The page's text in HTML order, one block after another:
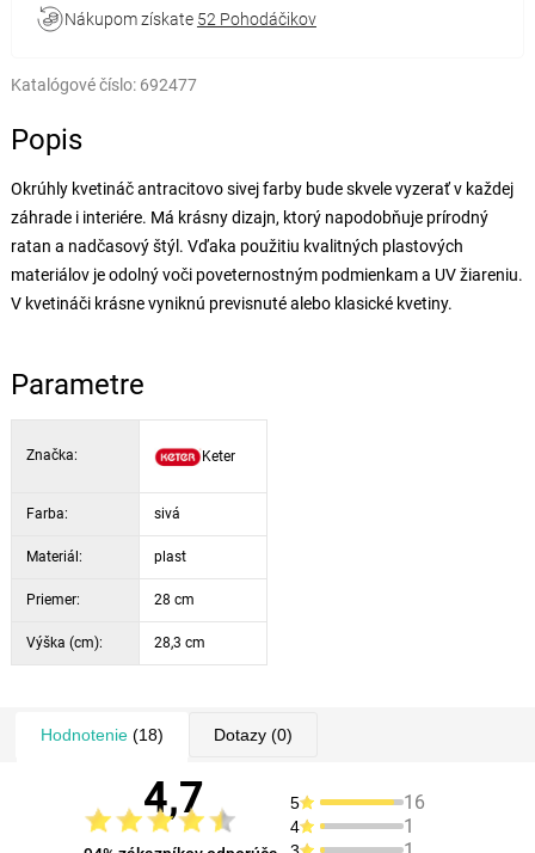
Nákupom získate 52 Pohodáčikov
Katalógové číslo: 692477
Popis
Okrúhly kvetináč antracitovo sivej farby bude skvele vyzerať v každej
záhrade i interiére. Má krásny dizajn, ktorý napodobňuje prírodný
ratan a nadčasový štýl. Vďaka použitiu kvalitných plastových
materiálov je odolný voči poveternostným podmienkam a UV žiareniu.
V kvetináči krásne vyniknú previsnuté alebo klasické kvetiny.
Parametre
Značka: Keter
Farba: sivá
Materiál: plast
Priemer: 28 cm
Výška (cm): 28,3 cm
Hodnotenie(18) Dotazy(0)
4,7 5 16
4 1